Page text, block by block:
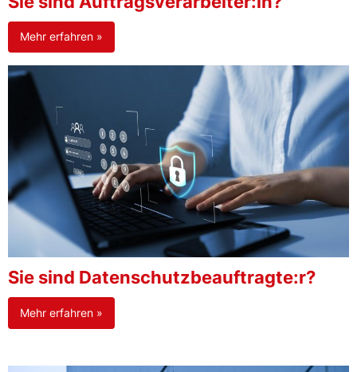
Mehr erfahren »
Sie sind Datenschutzbeauftragte:r?
Mehr erfahren »